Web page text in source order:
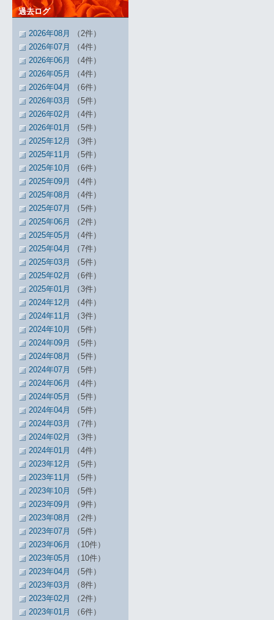
過去ログ
2026年08月
（2件）
2026年07月
（4件）
2026年06月
（4件）
2026年05月
（4件）
2026年04月
（6件）
2026年03月
（5件）
2026年02月
（4件）
2026年01月
（5件）
2025年12月
（3件）
2025年11月
（5件）
2025年10月
（6件）
2025年09月
（4件）
2025年08月
（4件）
2025年07月
（5件）
2025年06月
（2件）
2025年05月
（4件）
2025年04月
（7件）
2025年03月
（5件）
2025年02月
（6件）
2025年01月
（3件）
2024年12月
（4件）
2024年11月
（3件）
2024年10月
（5件）
2024年09月
（5件）
2024年08月
（5件）
2024年07月
（5件）
2024年06月
（4件）
2024年05月
（5件）
2024年04月
（5件）
2024年03月
（7件）
2024年02月
（3件）
2024年01月
（4件）
2023年12月
（5件）
2023年11月
（5件）
2023年10月
（5件）
2023年09月
（9件）
2023年08月
（2件）
2023年07月
（5件）
2023年06月
（10件）
2023年05月
（10件）
2023年04月
（5件）
2023年03月
（8件）
2023年02月
（2件）
2023年01月
（6件）